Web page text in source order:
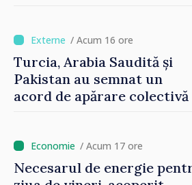
/ Acum 16 ore
Turcia, Arabia Saudită și
Pakistan au semnat un
acord de apărare colectivă
/ Acum 17 ore
Necesarul de energie